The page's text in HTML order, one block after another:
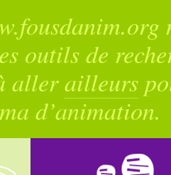
outils de
allerailleurs
d’animation.